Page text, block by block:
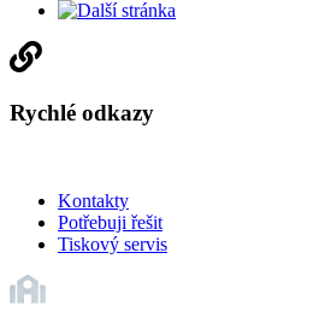
Rychlé odkazy
Kontakty
Potřebuji řešit
Tiskový servis